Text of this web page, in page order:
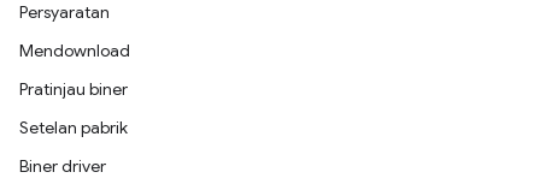
Persyaratan
Mendownload
Pratinjau biner
Setelan pabrik
Biner driver